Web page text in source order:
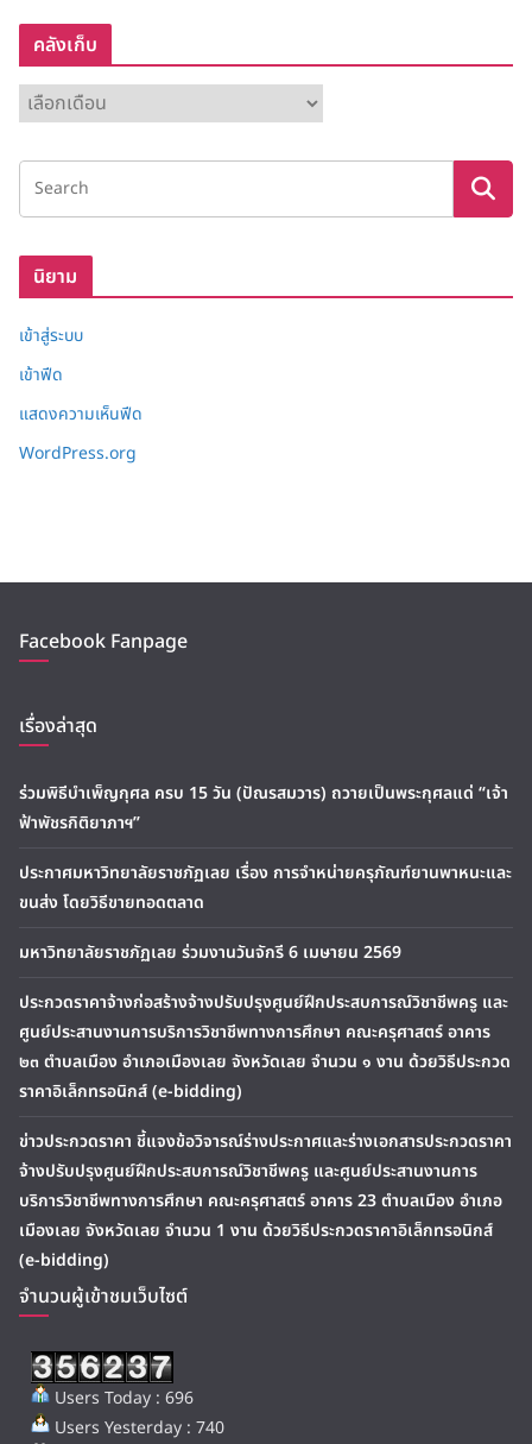
คลังเก็บ
ลั
ง
ก็
นิยาม
เข้าสู่ระบบ
เข้าฟีด
แสดงความเห็นฟีด
WordPress.org
Facebook Fanpage
เรื่องล่าสุด
ร่วมพิธีบำเพ็ญกุศล ครบ 15 วัน (ปัณรสมวาร) ถวายเป็นพระกุศลแด่ “เจ้า
ฟ้าพัชรกิติยาภาฯ”
ประกาศมหาวิทยาลัยราชภัฏเลย เรื่อง การจำหน่ายครุภัณฑ์ยานพาหนะและ
ขนส่ง โดยวิธีขายทอดตลาด
มหาวิทยาลัยราชภัฏเลย ร่วมงานวันจักรี 6 เมษายน 2569
ประกวดราคาจ้างก่อสร้างจ้างปรับปรุงศูนย์ฝึกประสบการณ์วิชาชีพครู และ
ศูนย์ประสานงานการบริการวิชาชีพทางการศึกษา คณะครุศาสตร์ อาคาร
๒๓ ตำบลเมือง อำเภอเมืองเลย จังหวัดเลย จำนวน ๑ งาน ด้วยวิธีประกวด
ราคาอิเล็กทรอนิกส์ (e-bidding)
ข่าวประกวดราคา ชี้แจงข้อวิจารณ์ร่างประกาศและร่างเอกสารประกวดราคา
จ้างปรับปรุงศูนย์ฝึกประสบการณ์วิชาชีพครู และศูนย์ประสานงานการ
บริการวิชาชีพทางการศึกษา คณะครุศาสตร์ อาคาร 23 ตำบลเมือง อำเภอ
เมืองเลย จังหวัดเลย จำนวน 1 งาน ด้วยวิธีประกวดราคาอิเล็กทรอนิกส์
(e-bidding)
จำนวนผู้เข้าชมเว็บไซต์
Users Today : 696
Users Yesterday : 740